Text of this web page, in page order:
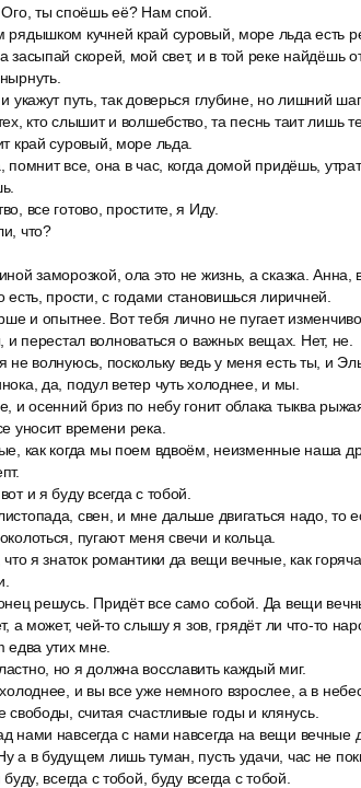
ты споёшь её? Нам спой.
кучней край суровый, море льда есть
засыпай скорей, мой свет, и в той реке найдёшь
укажут путь, так доверься глубине, но лишний
кто слышит и волшебство, та песнь таит лишь
край суровый, море льда.
все, она в час, когда домой придёшь,
все готово, простите, я Иду.
что?
заморозкой, ола это не жизнь, а сказка.
есть, прости, с годами становишься лиричней.
и опытнее. Вот тебя лично не пугает
и перестал волноваться о важных вещах. Нет, не.
волнуюсь, поскольку ведь у меня есть ты, и
да, подул ветер чуть холоднее, и мы.
и осенний бриз по небу гонит облака тыква
уносит времени река.
как когда мы поем вдвоём, неизменные наша
и я буду всегда с тобой.
свен, и мне дальше двигаться надо, то
пугают меня свечи и кольца.
что я знаток романтики да вещи вечные, как
решусь. Придёт все само собой. Да вещи
а может, чей-то слышу я зов, грядёт ли что-то
едва утих мне.
но я должна восславить каждый миг.
и вы все уже немного взрослее, а в
свободы, считая счастливые годы и клянусь.
нами навсегда с нами навсегда на вещи вечные
а в будущем лишь туман, пусть удачи, час не
всегда с тобой, буду всегда с тобой.